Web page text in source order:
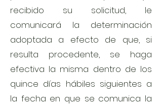
recibido su solicitud, le
comunicará la determinación
adoptada a efecto de que, si
resulta procedente, se haga
efectiva la misma dentro de los
quince días hábiles siguientes a
la fecha en que se comunica la